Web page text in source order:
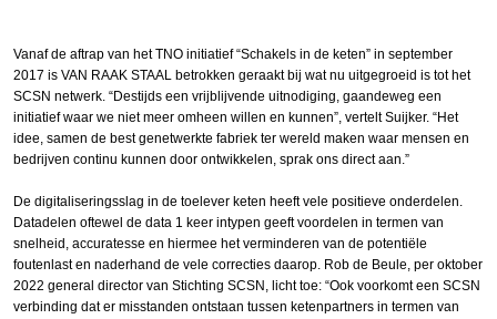
Vanaf de aftrap van het TNO initiatief “Schakels in de keten” in september
2017 is VAN RAAK STAAL betrokken geraakt bij wat nu uitgegroeid is tot het
SCSN netwerk. “Destijds een vrijblijvende uitnodiging, gaandeweg een
initiatief waar we niet meer omheen willen en kunnen”, vertelt Suijker. “Het
idee, samen de best genetwerkte fabriek ter wereld maken waar mensen en
bedrijven continu kunnen door ontwikkelen, sprak ons direct aan.”
De digitaliseringsslag in de toelever keten heeft vele positieve onderdelen.
Datadelen oftewel de data 1 keer intypen geeft voordelen in termen van
snelheid, accuratesse en hiermee het verminderen van de potentiële
foutenlast en naderhand de vele correcties daarop. Rob de Beule, per oktober
2022 general director van Stichting SCSN, licht toe: “Ook voorkomt een SCSN
verbinding dat er misstanden ontstaan tussen ketenpartners in termen van